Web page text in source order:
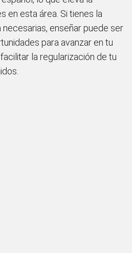
en esta área. Si tienes la
enseñar puede ser
para avanzar en tu
la regularización de tu